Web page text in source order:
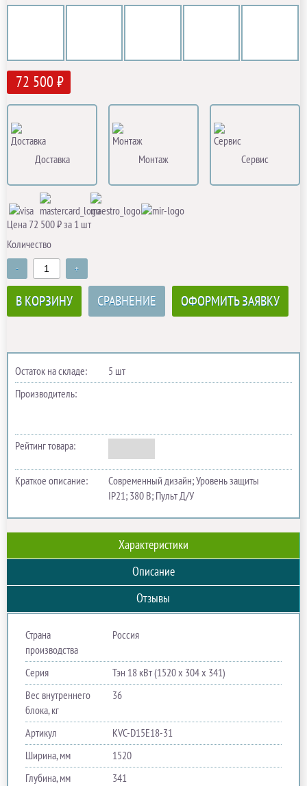
72 500 ₽
Доставка Монтаж Сервис
Цена 72 500 ₽ за 1 шт
Количество
- +
В КОРЗИНУ СРАВНЕНИЕ ОФОРМИТЬ ЗАЯВКУ
Остаток на складе:
5 шт
Производитель:
Рейтинг товара:
Краткое описание:
Современный дизайн; Уровень защиты
IP21; 380 В; Пульт Д/У
Характеристики
Описание
Отзывы
Страна
производства
Россия
Серия
Тэн 18 кВт (1520 х 304 х 341)
Вес внутреннего
блока, кг
36
Артикул
KVC-D15E18-31
Ширина, мм
1520
Глубина, мм
341